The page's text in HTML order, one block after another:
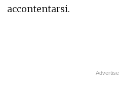
accontentarsi.